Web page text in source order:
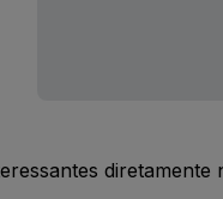
diretamente